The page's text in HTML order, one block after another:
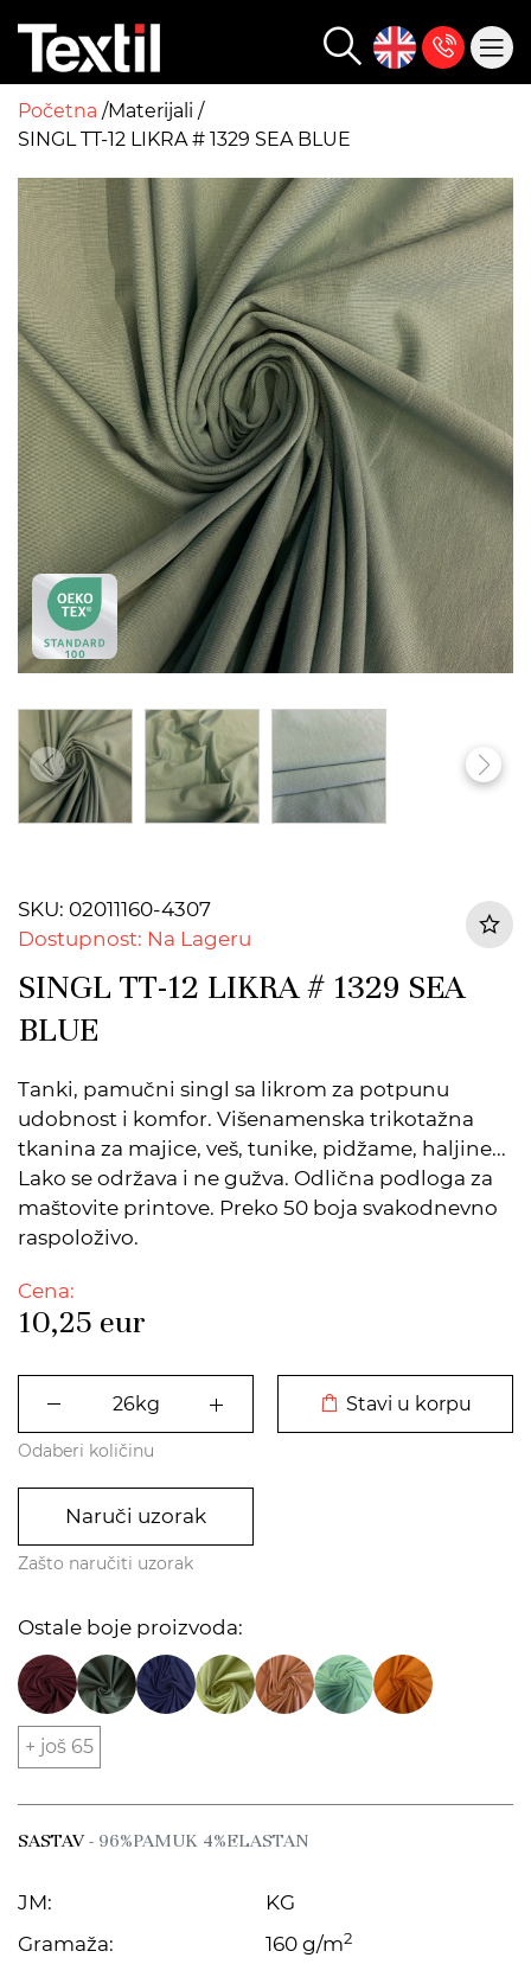
Početna Materijali
SINGL TT-12 LIKRA # 1329 SEA BLUE
SKU: 02011160-4307
Dostupnost: Na Lageru
SINGL TT-12 LIKRA # 1329 SEA
BLUE
Tanki, pamučni singl sa likrom za potpunu
udobnost i komfor. Višenamenska trikotažna
tkanina za majice, veš, tunike, pidžame, haljine...
Lako se održava i ne gužva. Odlična podloga za
maštovite printove. Preko 50 boja svakodnevno
raspoloživo.
Cena:
10,25 eur
Stavi u korpu
Odaberi količinu
Naruči uzorak
Zašto naručiti uzorak
Ostale boje proizvoda:
+ još 65
SASTAV- 96%PAMUK 4%ELASTAN
JM:
KG
Gramaža:
160 g/m2